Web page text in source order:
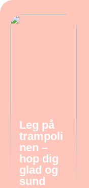
Leg på
trampoli
nen –
hop dig
glad og
sund